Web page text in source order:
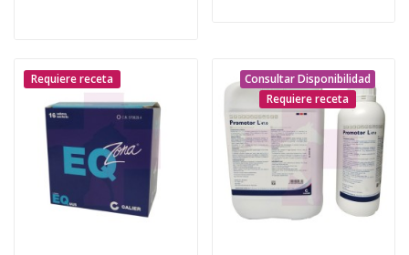
Requiere receta
Consultar Disponibilidad
Requiere receta